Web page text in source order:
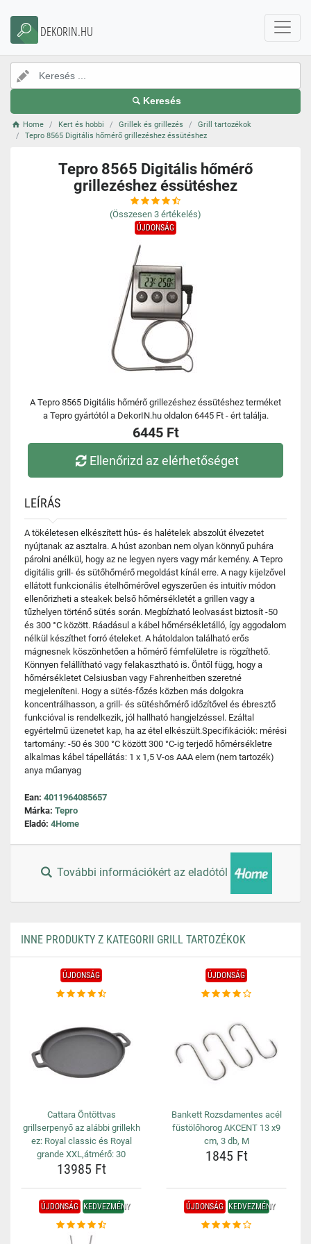
DEKORIN.HU
Keresés
Home Kert és hobbi Grillek és grillezés
Grill tartozékok
Tepro 8565 Digitális hőmérő grillezéshez éssütéshez
Tepro 8565 Digitális hőmérő
grillezéshez éssütéshez
(Összesen 3 értékelés)
ÚJDONSÁG
A Tepro 8565 Digitális hőmérő grillezéshez éssütéshez terméket
a Tepro gyártótól a DekorIN.hu oldalon 6445 Ft - ért találja.
6445 Ft
Ellenőrizd az elérhetőséget
LEÍRÁS
A tökéletesen elkészített hús- és halételek abszolút élvezetet
nyújtanak az asztalra. A húst azonban nem olyan könnyű puhára
párolni anélkül, hogy az ne legyen nyers vagy már kemény. A Tepro
digitális grill- és sütőhőmérő megoldást kínál erre. A nagy kijelzővel
ellátott funkcionális ételhőmérővel egyszerűen és intuitív módon
ellenőrizheti a steakek belső hőmérsékletét a grillen vagy a
tűzhelyen történő sütés során. Megbízható leolvasást biztosít -50
és 300 °C között. Ráadásul a kábel hőmérsékletálló, így aggodalom
nélkül készíthet forró ételeket. A hátoldalon található erős
mágnesnek köszönhetően a hőmérő fémfelületre is rögzíthető.
Könnyen felállítható vagy felakasztható is. Öntől függ, hogy a
hőmérsékletet Celsiusban vagy Fahrenheitben szeretné
megjeleníteni. Hogy a sütés-főzés közben más dolgokra
koncentrálhasson, a grill- és sütéshőmérő időzítővel és ébresztő
funkcióval is rendelkezik, jól hallható hangjelzéssel. Ezáltal
egyértelmű üzenetet kap, ha az étel elkészült.Specifikációk: mérési
tartomány: -50 és 300 °C között 300 °C-ig terjedő hőmérsékletre
alkalmas kábel tápellátás: 1 x 1,5 V-os AAA elem (nem tartozék)
anya műanyag
Ean: 4011964085657
Márka: Tepro
Eladó: 4Home
További információkért az eladótól
INNE PRODUKTY Z KATEGORII GRILL TARTOZÉKOK
ÚJDONSÁG
Cattara Öntöttvas
grillserpenyő az alábbi grillekh
ez: Royal classic és Royal
grande XXL,átmérő: 30
13985 Ft
ÚJDONSÁG
Bankett Rozsdamentes acél
füstölőhorog AKCENT 13 x9
cm, 3 db, M
1845 Ft
ÚJDONSÁG KEDVEZMÉNY ÚJDONSÁG KEDVEZMÉNY